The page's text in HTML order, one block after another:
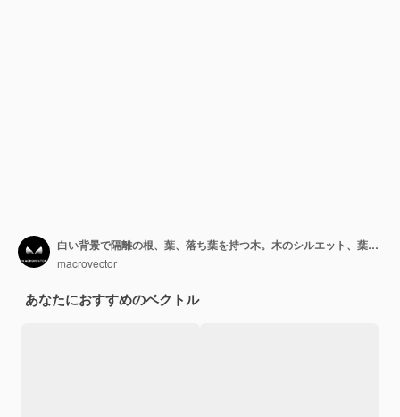
白い背景で隔離の根、葉、落ち葉を持つ木。木のシルエット、葉のモノクロイラスト
macrovector
あなたにおすすめのベクトル